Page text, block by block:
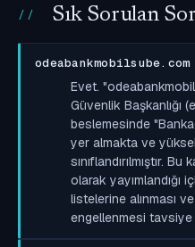
Sık Sorulan
Evet.
Güvenlik Başkanlığı
beslemesinde
yer almakta ve
sınıflandırılmıştır.
olarak yayımlandığı
listelerine alınması
engellenmesi tavsiye